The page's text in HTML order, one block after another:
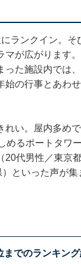
ランクイン。
が広がります
た施設内では
の行事とあわ
い。屋内多め
るポートタワ
代男性／東京
といった声が集
までのランキン